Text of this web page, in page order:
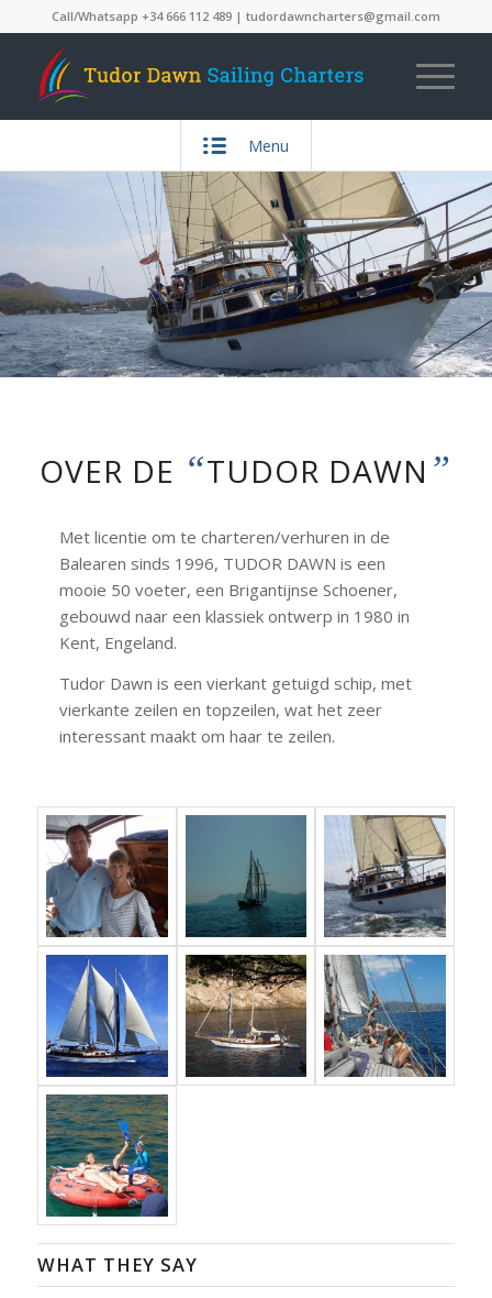
Call/Whatsapp +34 666 112 489| tudordawncharters@gmail.com
Menu
OVER DE “TUDOR DAWN ”
Met licentie om te charteren/verhuren in de
Balearen sinds 1996, TUDOR DAWN is een
mooie 50 voeter, een Brigantijnse Schoener,
gebouwd naar een klassiek ontwerp in 1980 in
Kent, Engeland.
Tudor Dawn is een vierkant getuigd schip, met
vierkante zeilen en topzeilen, wat het zeer
interessant maakt om haar te zeilen.
WHAT THEY SAY